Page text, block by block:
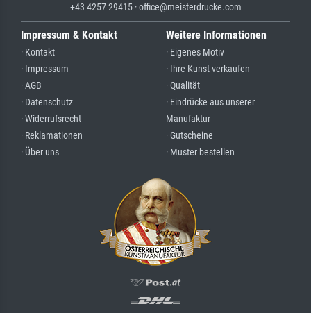
+43 4257 29415 · office@meisterdrucke.com
Impressum & Kontakt
· Kontakt
· Impressum
· AGB
· Datenschutz
· Widerrufsrecht
· Reklamationen
· Über uns
Weitere Informationen
· Eigenes Motiv
· Ihre Kunst verkaufen
· Qualität
· Eindrücke aus unserer
Manufaktur
· Gutscheine
· Muster bestellen